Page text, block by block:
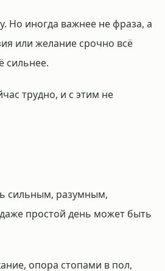
Но иногда важнее не фраза, а
или желание срочно всё
сильнее.
трудно, и с этим не
сильным, разумным,
простой день может быть
опора стопами в пол,